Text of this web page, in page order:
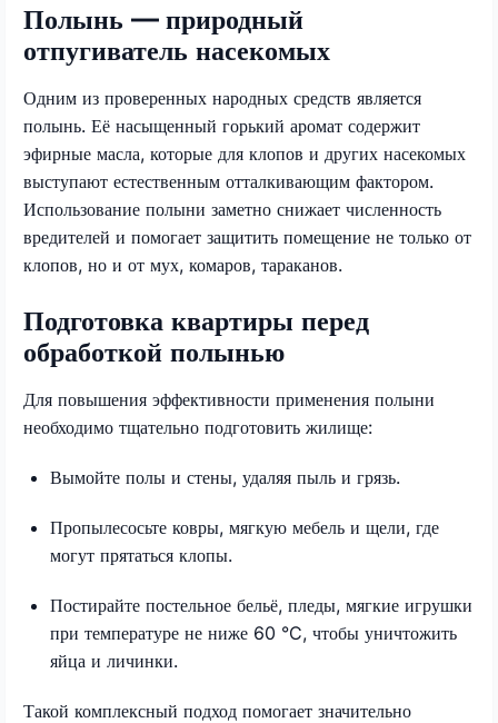
Полынь — природный
отпугиватель насекомых
Одним из проверенных народных средств является
полынь. Её насыщенный горький аромат содержит
эфирные масла, которые для клопов и других насекомых
выступают естественным отталкивающим фактором.
Использование полыни заметно снижает численность
вредителей и помогает защитить помещение не только от
клопов, но и от мух, комаров, тараканов.
Подготовка квартиры перед
обработкой полынью
Для повышения эффективности применения полыни
необходимо тщательно подготовить жилище:
Вымойте полы и стены, удаляя пыль и грязь.
Пропылесосьте ковры, мягкую мебель и щели, где
могут прятаться клопы.
Постирайте постельное бельё, пледы, мягкие игрушки
при температуре не ниже 60 °C, чтобы уничтожить
яйца и личинки.
Такой комплексный подход помогает значительно